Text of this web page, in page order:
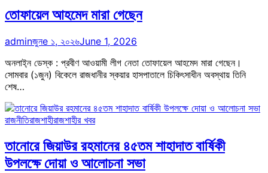
তোফায়েল আহমেদ মারা গেছেন
adminজুনe ১, ২০২৬June 1, 2026
অনলাই্ন ডেস্ক : প্রবীণ আওয়ামী লীগ নেতা তোফায়েল আহমেদ মারা গেছেন।
সোমবার (১জুন) বিকেলে রাজধানীর স্কয়ার হাসপাতালে চিকিৎসাধীন অবস্থায় তিনি
শেষ…
রাজনীতিরাজশাহীরাজশাহীর খবর
তানোরে জিয়াউর রহমানের ৪৫তম শাহাদাত বার্ষিকী
উপলক্ষে দোয়া ও আলোচনা সভা